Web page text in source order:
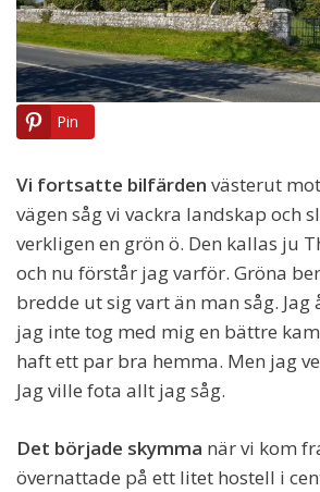
Pin
Vi fortsatte bilfärden västerut
vägen såg vi vackra landskap och
verkligen en grön ö. Den kallas ju
och nu förstår jag varför. Gröna
bredde ut sig vart än man såg.
jag inte tog med mig en bättre
haft ett par bra hemma. Men jag
Jag ville fota allt jag såg.
Det började skymma när vi kom
övernattade på ett litet hostell i